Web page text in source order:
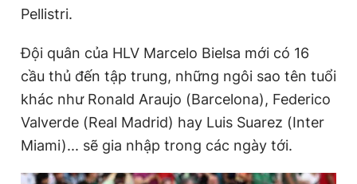
Đọc Thanh Niên trên điện thoại
Pellistri.
Đội quân của HLV Marcelo Bielsa mới có 16
cầu thủ đến tập trung, những ngôi sao tên tuổi
khác như Ronald Araujo (Barcelona), Federico
Valverde (Real Madrid) hay Luis Suarez (Inter
Miami)... sẽ gia nhập trong các ngày tới.